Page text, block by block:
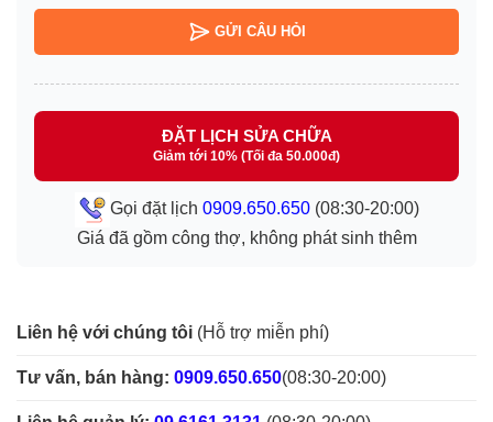
GỬI CÂU HỎI
ĐẶT LỊCH SỬA CHỮA
Giảm tới 10% (Tối đa 50.000đ)
Gọi đặt lịch 0909.650.650(08:30-20:00)
Giá đã gồm công thợ, không phát sinh thêm
Liên hệ với chúng tôi (Hỗ trợ miễn phí)
Tư vấn, bán hàng: 0909.650.650(08:30-20:00)